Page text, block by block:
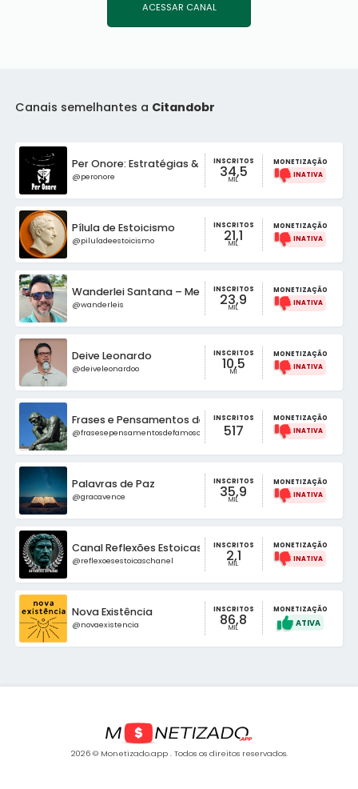
ACESSAR CANAL
Canais semelhantes a Citandobr
Per Onore: Estratégias & Poder
@peronore
INSCRITOS
34,5
MIL
MONETIZAÇÃO
Pílula de Estoicismo
@piluladeestoicismo
INSCRITOS
21,1
MIL
MONETIZAÇÃO
Wanderlei Santana – Mensagens de Fé e Gratidão
@wanderleis
INSCRITOS
23,9
MIL
MONETIZAÇÃO
Deive Leonardo
@deiveleonardoo
INSCRITOS
10,5
MI
MONETIZAÇÃO
Frases e Pensamentos de Famosos
@frasesepensamentosdefamosos
INSCRITOS
517
MONETIZAÇÃO
Palavras de Paz
@gracavence
INSCRITOS
35,9
MIL
MONETIZAÇÃO
Canal Reflexões Estoicas
@reflexoesestoicaschanel
INSCRITOS
2,1
MIL
MONETIZAÇÃO
Nova Existência
@novaexistencia
INSCRITOS
86,8
MIL
MONETIZAÇÃO
2026 © Monetizado.app . Todos os direitos reservados.